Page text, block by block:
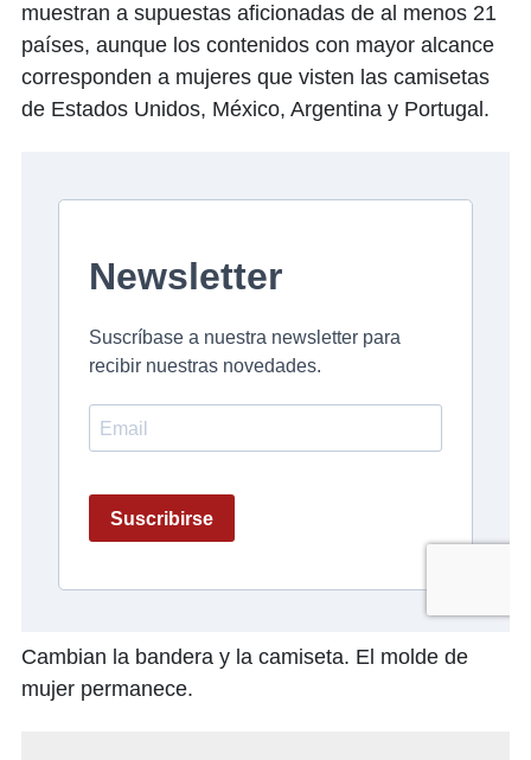
muestran a supuestas aficionadas de al menos 21
países, aunque los contenidos con mayor alcance
corresponden a mujeres que visten las camisetas
de Estados Unidos, México, Argentina y Portugal.
Cambian la bandera y la camiseta. El molde de
mujer permanece.